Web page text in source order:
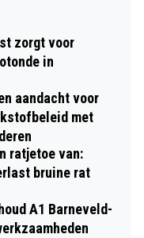
zorgt voor
in
aandacht voor
met
ratjetoe van:
bruine rat
A1 Barneveld-